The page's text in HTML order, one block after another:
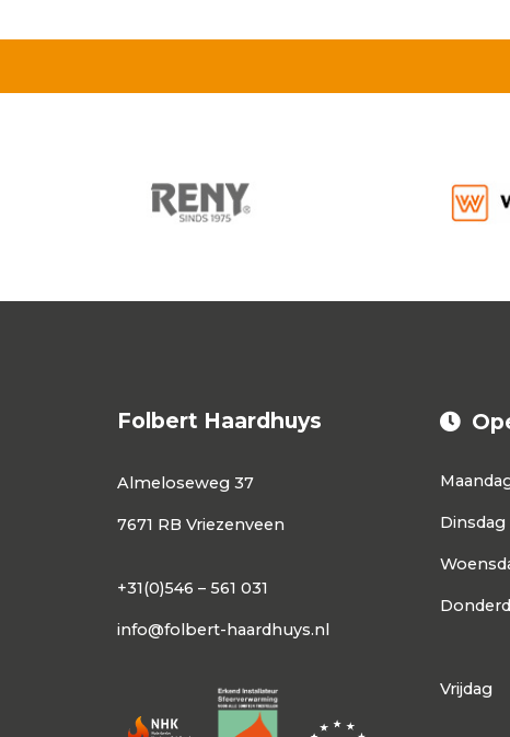
Folbert Haardhuys
Almeloseweg 37
7671 RB Vriezenveen
+31(0)546 – 561 031
info@folbert-haardhuys.nl
Dinsdag
Vrijdag